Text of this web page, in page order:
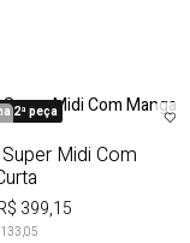
2ª peça
Midi Com
399,15
133,05